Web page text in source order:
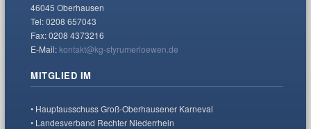
46045 Oberhausen
Tel: 0208 657043
Fax: 0208 4373216
E-Mail: kontakt@kg-styrumerloewen.de
MITGLIED IM
• Hauptausschuss Groß-Oberhausener Karneval
• Landesverband Rechter Niederrhein